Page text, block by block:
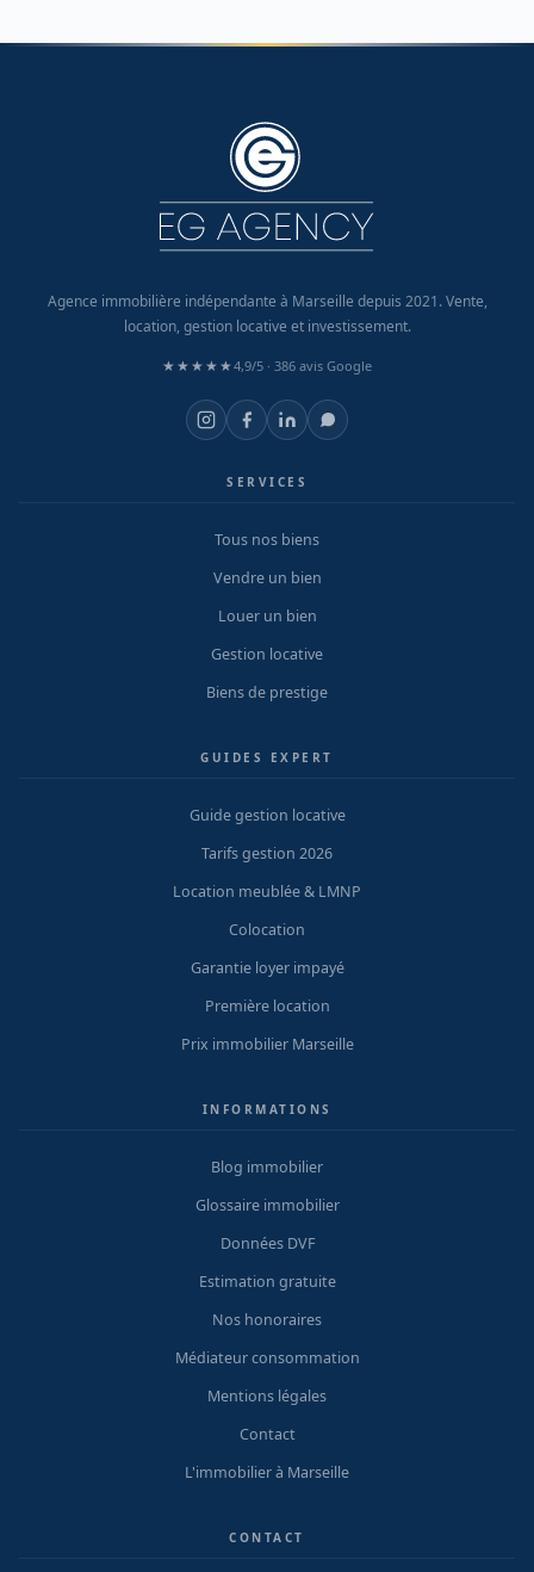
Agence immobilière indépendante à Marseille depuis 2021. Vente,
location, gestion locative et investissement.
★★★★★4,9/5 · 386 avis Google
SERVICES
Tous nos biens
Vendre un bien
Louer un bien
Gestion locative
Biens de prestige
GUIDES EXPERT
Guide gestion locative
Tarifs gestion 2026
Location meublée & LMNP
Colocation
Garantie loyer impayé
Première location
Prix immobilier Marseille
INFORMATIONS
Blog immobilier
Glossaire immobilier
Données DVF
Estimation gratuite
Nos honoraires
Médiateur consommation
Mentions légales
Contact
L'immobilier à Marseille
CONTACT